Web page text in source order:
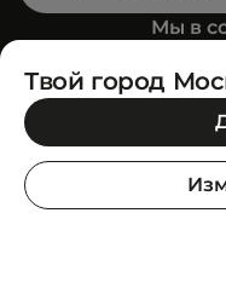
Мы в
+7
C
Твой город